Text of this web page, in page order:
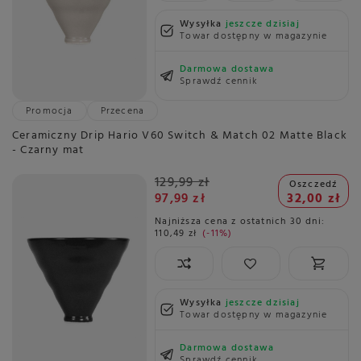
Wysyłkajeszcze dzisiaj
Towar dostępny w magazynie
Darmowa dostawa
Sprawdź cennik
Promocja
Przecena
Ceramiczny Drip Hario V60 Switch & Match 02 Matte Black
- Czarny mat
129,99 zł
97,99 zł
Oszczedź
32,00 zł
Najniższa cena z ostatnich 30 dni:
110,49 zł -11%
Wysyłkajeszcze dzisiaj
Towar dostępny w magazynie
Darmowa dostawa